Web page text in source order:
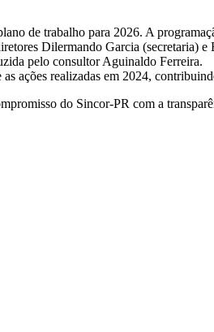
de trabalho para 2026. A
Dilermando Garcia
pelo consultor Aguinaldo Ferreira.
ações realizadas em 2024,
do Sincor-PR com a